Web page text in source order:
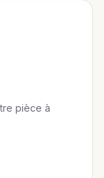
pièce à